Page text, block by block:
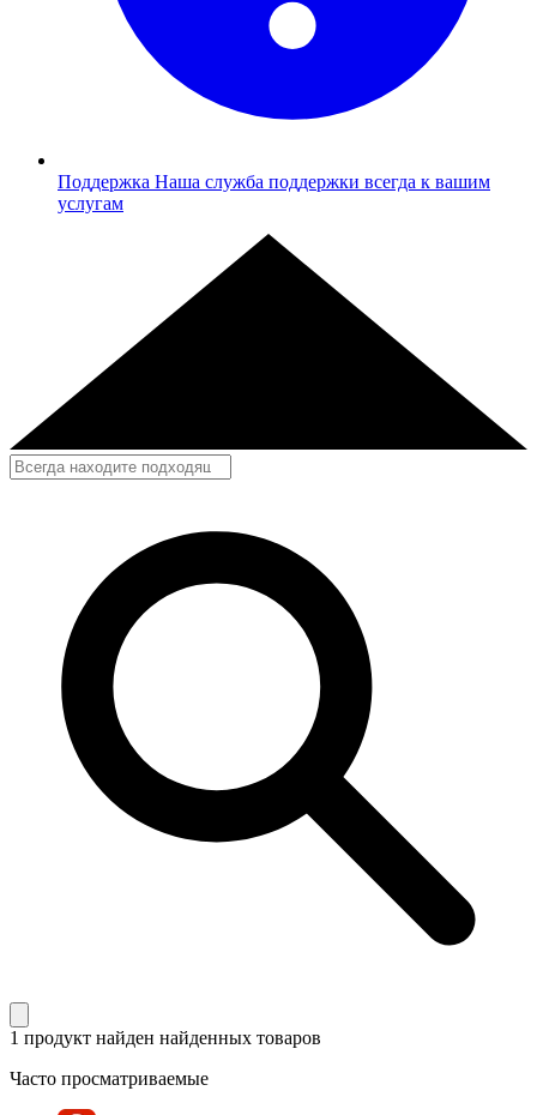
Поддержка Наша служба поддержки всегда к вашим
услугам
1 продукт найден найденных товаров
Часто просматриваемые